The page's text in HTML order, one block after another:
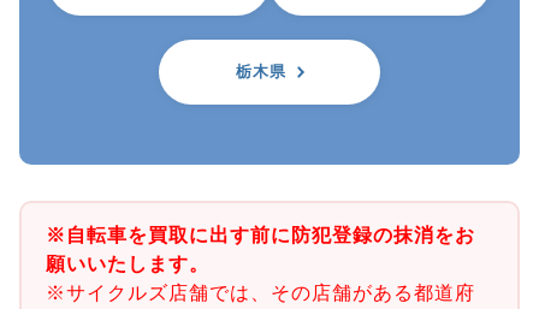
栃木県
※自転車を買取に出す前に防犯登録の抹消をお
願いいたします。
※サイクルズ店舗では、その店舗がある都道府